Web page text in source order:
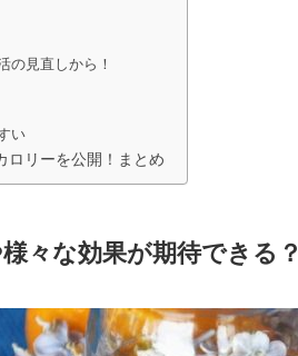
の見直しから！
い
ロリーを公開！まとめ
々な効果が期待できる？